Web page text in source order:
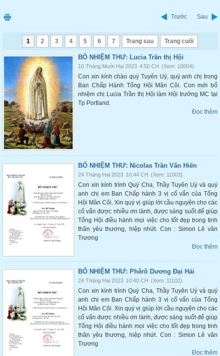
Trước Sau
1 2 3 4 5 6 7 Trang sau Trang cuối
BỔ NHIỆM THƯ: Lucia Trần thị Hội
10 Tháng Mười Hai 2023 4:50 CH (Xem: 10004)
Con xin kính chào quý Tuyên Uý, quý anh chị trong
Ban Chấp Hành Tổng Hội Mân Côi. Con mới bổ
nhiệm chị Lucia Trần thị Hội làm Hội trưởng MC tại
Tp Portland.
Đọc thêm
BỔ NHIỆM THƯ: Nicolas Trần Văn Hiến
24 Tháng Hai 2023 10:44 CH (Xem: 11003)
Con xin kính trình Quý Cha, Thầy Tuyên Uý và quý
anh chị em Ban Chấp hành 3 vị cố vấn của Tổng
Hội Mân Côi. Xin quý vị giúp lời cầu nguyện cho các
cố vấn được nhiều ơn lành, được sáng suốt để giúp
Tổng Hội điều hành mọi việc cho tốt đẹp trong tinh
thân yêu thương, hiệp nhứt. Con : Simon Lê văn
Trương
Đọc thêm
BỔ NHIỆM THƯ: Phêrô Dương Đại Hải
24 Tháng Hai 2023 10:40 CH (Xem: 11102)
Con xin kính trình Quý Cha, Thầy Tuyên Uý và quý
anh chị em Ban Chấp hành 3 vị cố vấn của Tổng
Hội Mân Côi. Xin quý vị giúp lời cầu nguyện cho các
cố vấn được nhiều ơn lành, được sáng suốt để giúp
Tổng Hội điều hành mọi việc cho tốt đẹp trong tinh
thân yêu thương, hiệp nhứt. Con : Simon Lê văn
Trương
Đọc thêm